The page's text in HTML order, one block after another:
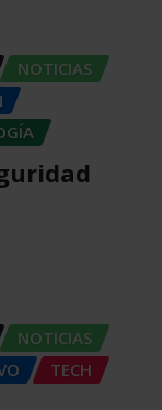
NOTICIAS
NOTICIAS
TECH